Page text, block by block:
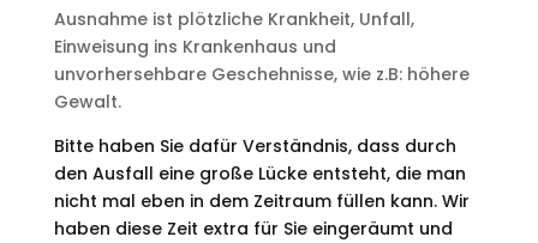
Ausnahme ist plötzliche Krankheit, Unfall,
Einweisung ins Krankenhaus und
unvorhersehbare Geschehnisse, wie z.B: höhere
Gewalt.
Bitte haben Sie dafür Verständnis, dass durch
den Ausfall eine große Lücke entsteht, die man
nicht mal eben in dem Zeitraum füllen kann. Wir
haben diese Zeit extra für Sie eingeräumt und